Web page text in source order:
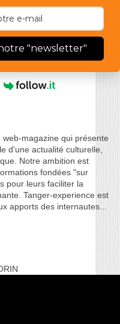
"newsletter"
magazine qui présente
d'une actualité culturelle,
Notre ambition est
fondées "sur
pour leurs faciliter la
Tanger-experience est
apports des internautes...